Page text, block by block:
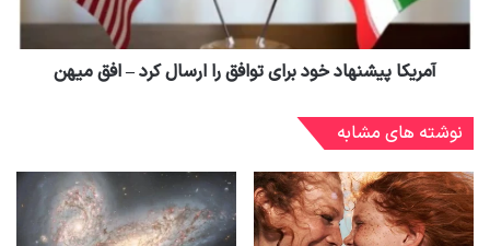
آمریکا پیشنهاد خود برای توافق را ارسال کرد – افق میهن
نوشته های مشابه